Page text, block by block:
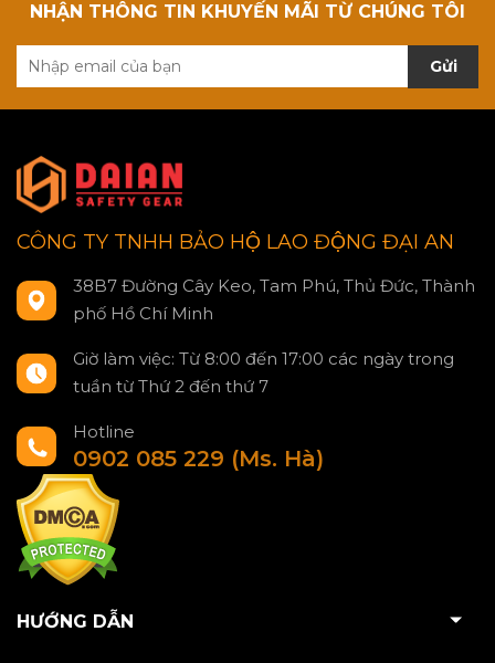
NHẬN THÔNG TIN KHUYẾN MÃI TỪ CHÚNG TÔI
Gửi
CÔNG TY TNHH BẢO HỘ LAO ĐỘNG ĐẠI AN
38B7 Đường Cây Keo, Tam Phú, Thủ Đức, Thành
phố Hồ Chí Minh
Giờ làm việc: Từ 8:00 đến 17:00 các ngày trong
tuần từ Thứ 2 đến thứ 7
Hotline
0902 085 229 (Ms. Hà)
HƯỚNG DẪN